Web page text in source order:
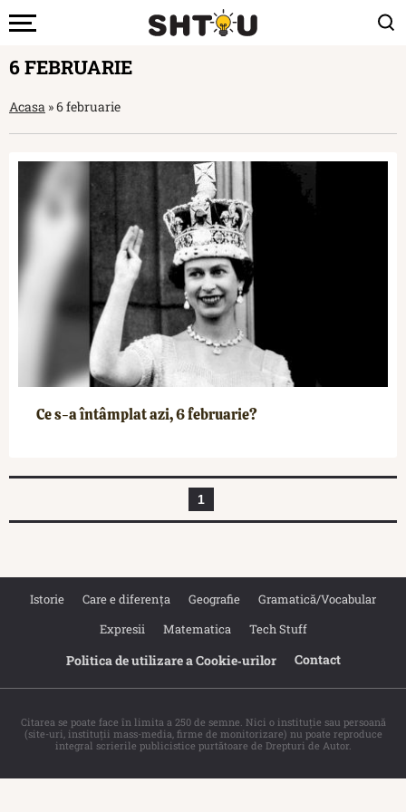
6 FEBRUARIE
Acasa »6 februarie
Ce s-a întâmplat azi, 6 februarie?
1
Istorie Care e diferența Geografie
Gramatică/Vocabular
Expresii
Matematica Tech Stuff
Politica de utilizare a Cookie‐urilor Contact
Citarea se poate face în limita a 250 de semne. Nici o instituţie sau persoană
(site-uri, instituţii mass-media, firme de monitorizare) nu poate reproduce
integral scrierile publicistice purtătoare de Drepturi de Autor.